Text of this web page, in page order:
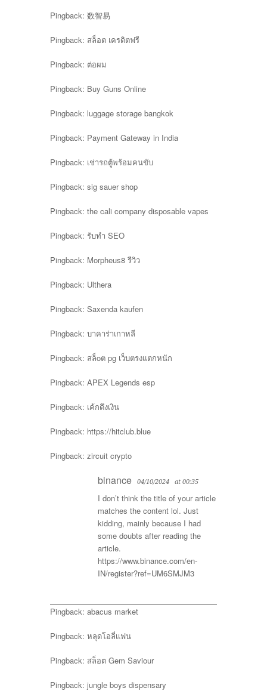
Pingback: 数智易
Pingback: สล็อต เครดิตฟรี
Pingback: ต่อผม
Pingback: Buy Guns Online
Pingback: luggage storage bangkok
Pingback: Payment Gateway in India
Pingback: เช่ารถตู้พร้อมคนขับ
Pingback: sig sauer shop
Pingback: the cali company disposable vapes
Pingback: รับทำ SEO
Pingback: Morpheus8 รีวิว
Pingback: Ulthera
Pingback: Saxenda kaufen
Pingback: บาคาร่าเกาหลี
Pingback: สล็oต pg เว็บตรงแตกหนัก
Pingback: APEX Legends esp
Pingback: เค้กดึงเงิน
Pingback: https://hitclub.blue
Pingback: zircuit crypto
binance 04/10/2024 at 00:35
I don’t think the title of your article
matches the content lol. Just
kidding, mainly because I had
some doubts after reading the
article.
https://www.binance.com/en-
IN/register?ref=UM6SMJM3
Pingback: abacus market
Pingback: หลุดโอลี่เเฟน
Pingback: สล็อต Gem Saviour
Pingback: jungle boys dispensary